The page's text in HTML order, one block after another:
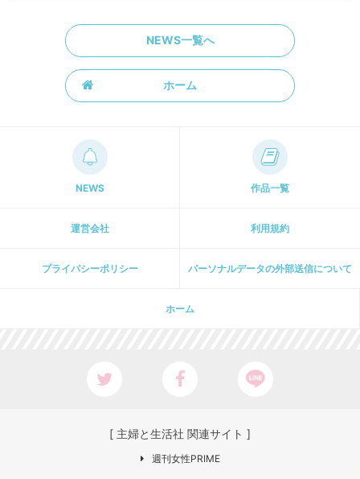
NEWS一覧へ
ホーム
NEWS 作品一覧
運営会社 利用規約
プライパシーポリシー パーソナルデータの外部送信について
ホーム
[ 主婦と生活社 関連サイト ]
週刊女性PRIME